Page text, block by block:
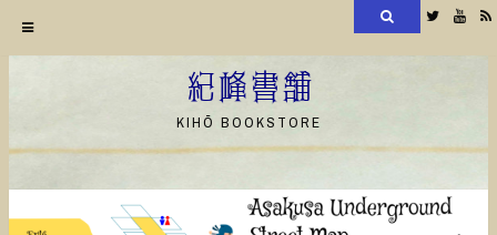
ン
ツ
へ
Twitter
紀峰書舗
KIHŌ BOOKSTORE